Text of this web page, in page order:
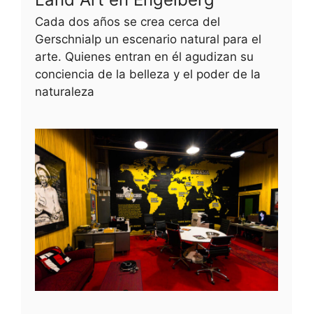
Cada dos años se crea cerca del
Gerschnialp un escenario natural para el
arte. Quienes entran en él agudizan su
conciencia de la belleza y el poder de la
naturaleza